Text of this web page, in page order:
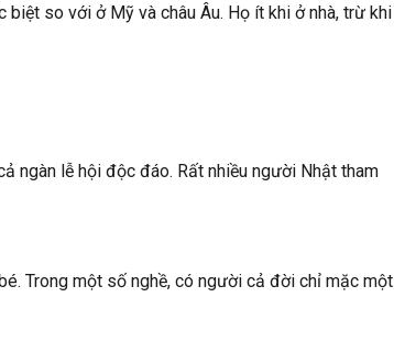
so với ở Mỹ và châu Âu. Họ ít khi ở nhà, trừ khi
ngàn lễ hội độc đáo. Rất nhiều người Nhật tham
Trong một số nghề, có người cả đời chỉ mặc một